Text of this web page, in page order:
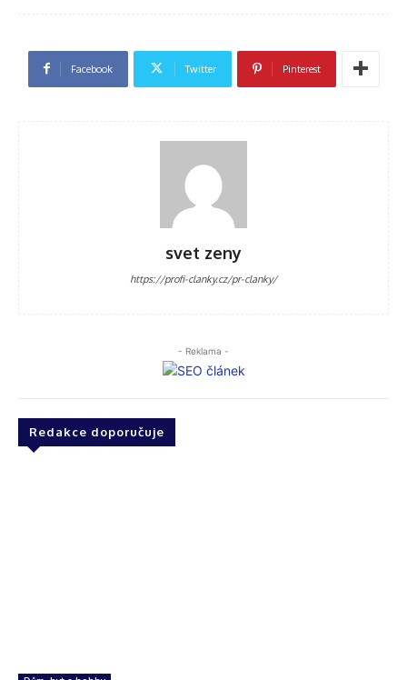
Facebook Twitter Pinterest
svet zeny
https://profi-clanky.cz/pr-clanky/
- Reklama -
Redakce doporučuje